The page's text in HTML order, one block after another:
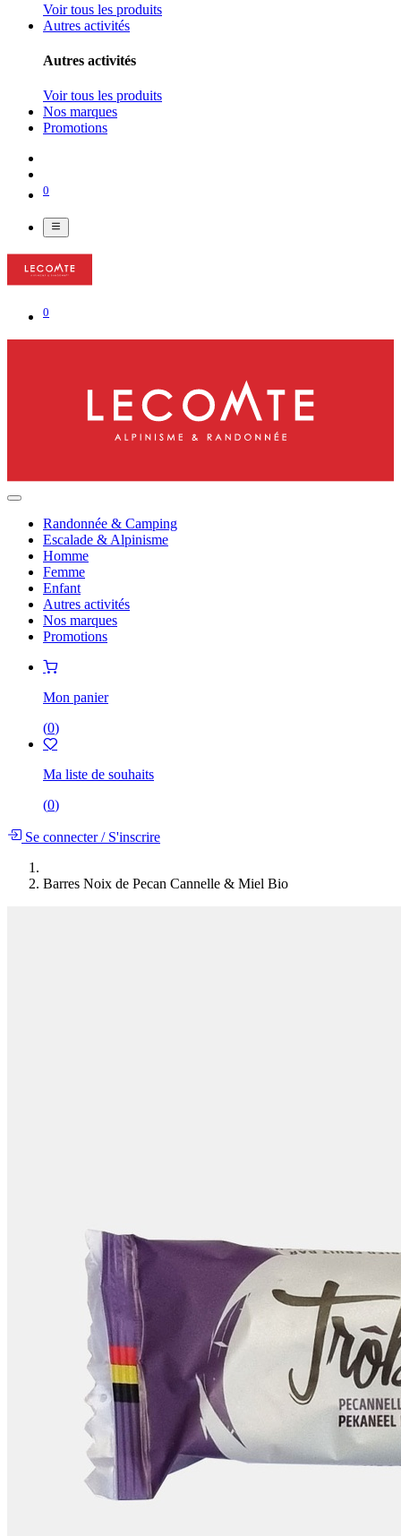
Voir tous les produits
Autres activités
Autres activités
Voir tous les produits
Nos marques
Promotions
0
0
Randonnée & Camping
Escalade & Alpinisme
Homme
Femme
Enfant
Autres activités
Nos marques
Promotions
Mon panier
(0)
Ma liste de souhaits
(0)
Se connecter/S'inscrire
Barres Noix de Pecan Cannelle & Miel Bio